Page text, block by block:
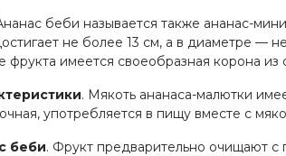
беби называется также ананас-
не более 13 см, а в диаметре —
фрукта имеется своеобразная корона из
. Мякоть ананаса-малютки
употребляется в пищу вместе с
беби. Фрукт предварительно очищают